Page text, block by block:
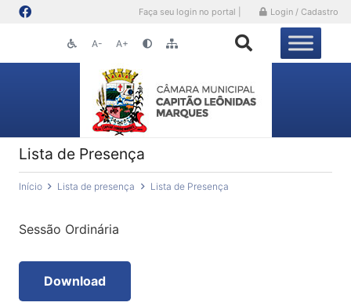
Faça seu login no portal | Login / Cadastro
A- A+
Lista de Presença
Início Lista de presença Lista de Presença
Sessão Ordinária
Download